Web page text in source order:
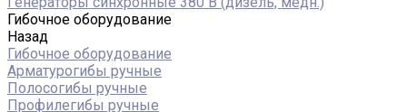
Гибочное оборудование
Назад
Гибочное оборудование
Арматурогибы ручные
Полосогибы ручные
Профилегибы ручные